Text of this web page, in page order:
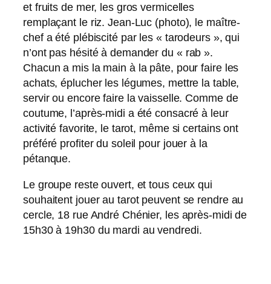
et fruits de mer, les gros vermicelles
remplaçant le riz. Jean-Luc (photo), le maître-
chef a été plébiscité par les « tarodeurs », qui
n’ont pas hésité à demander du « rab ».
Chacun a mis la main à la pâte, pour faire les
achats, éplucher les légumes, mettre la table,
servir ou encore faire la vaisselle. Comme de
coutume, l’après-midi a été consacré à leur
activité favorite, le tarot, même si certains ont
préféré profiter du soleil pour jouer à la
pétanque.
Le groupe reste ouvert, et tous ceux qui
souhaitent jouer au tarot peuvent se rendre au
cercle, 18 rue André Chénier, les après-midi de
15h30 à 19h30 du mardi au vendredi.